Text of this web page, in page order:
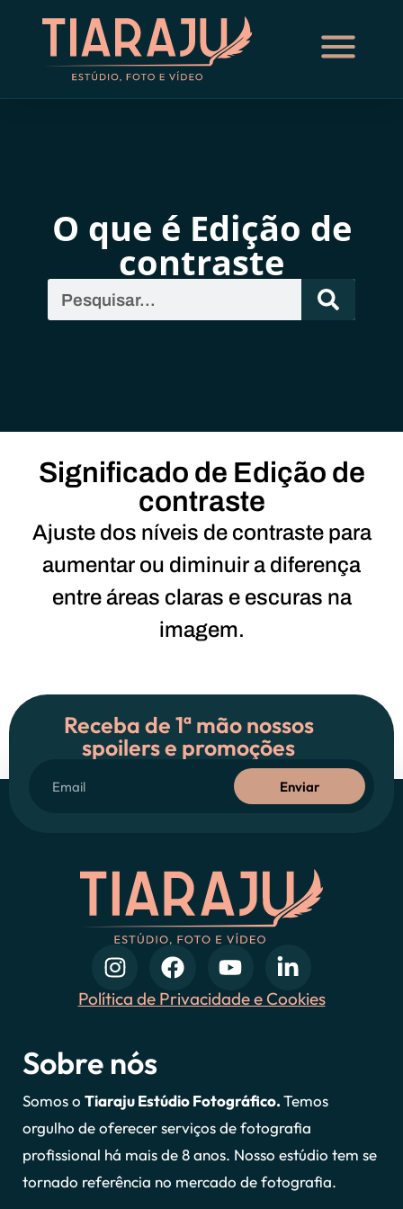
O que é Edição de
contraste
Significado de Edição de
contraste
Ajuste dos níveis de contraste para
aumentar ou diminuir a diferença
entre áreas claras e escuras na
imagem.
Receba de 1ª mão nossos
spoilers e promoções
Enviar
Política de Privacidade e Cookies
Sobre nós
Somos o Tiaraju Estúdio Fotográfico.Temos
orgulho de oferecer serviços de fotografia
profissional há mais de 8 anos. Nosso estúdio tem se
tornado referência no mercado de fotografia.